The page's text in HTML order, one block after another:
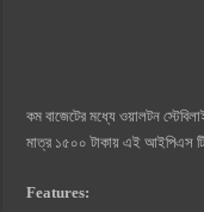
কম বাজেটের মধ্যে ওয়ালটন
মাত্র ১৫০০ টাকায় এই আইপিএস টি
Features: